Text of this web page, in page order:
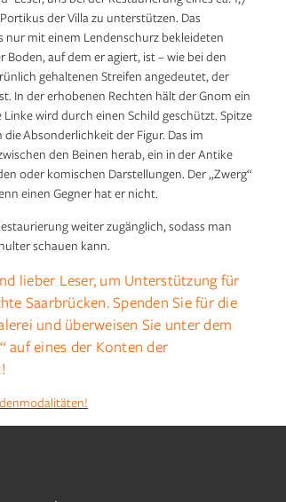
der Villa zu unterstützen. Das
nur mit einem Lendenschurz bekleideten
Boden, auf dem er agiert, ist – wie bei den
gehaltenen Streifen angedeutet, der
In der erhobenen Rechten hält der Gnom ein
wird durch einen Schild geschützt. Spitze
Absonderlichkeit der Figur. Das im
den Beinen herab, ein in der Antike
oder komischen Darstellungen. Der „Zwerg“
einen Gegner hat er nicht.
weiter zugänglich, sodass man
schauen kann.
lieber Leser, um Unterstützung für
Saarbrücken. Spenden Sie für die
und überweisen Sie unter dem
auf eines der Konten der